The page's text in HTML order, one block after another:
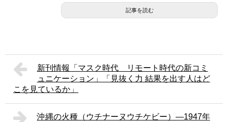
記事を読む
新刊情報「マスク時代 リモート時代の新コミ
ュニケーション」「見抜く力 結果を出す人はど
こを見ているか」
沖縄の火種（ウチナーヌウチケビー）—1947年